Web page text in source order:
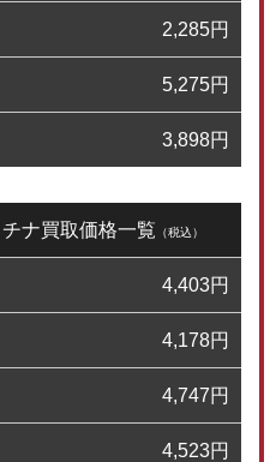
2,285円
5,275円
3,898円
ナ買取価格一覧 （税込）
4,403円
4,178円
4,747円
4,523円